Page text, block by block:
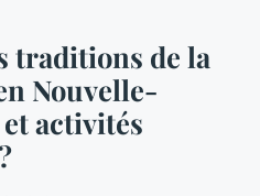
traditions de la
Nouvelle-
activités